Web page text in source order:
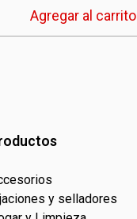
Agregar al carrito
y selladores